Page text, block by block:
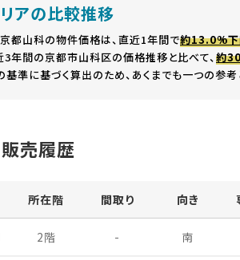
アの比較推移
京都山科の物件価格は、直近1年間で約13.0%
3年間の京都市山科区の価格推移と比べて、 約
準に基づく算出のため、あくまでも一つの参考
売履歴
所在階 間取り 向き
2階 - 南